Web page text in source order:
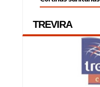
TREVIRA